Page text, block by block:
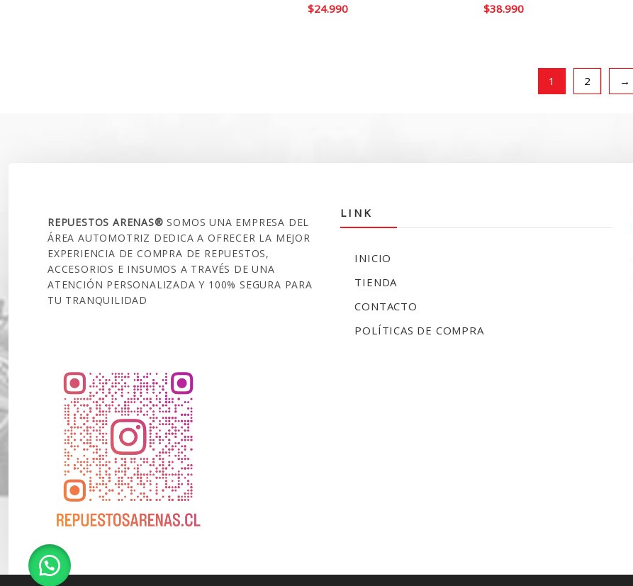
$24.990
$38.990
1 2 →
REPUESTOS ARENAS®SOMOS UNA EMPRESA DEL
ÁREA AUTOMOTRIZ DEDICA A OFRECER LA MEJOR
EXPERIENCIA DE COMPRA DE REPUESTOS,
ACCESORIOS E INSUMOS A TRAVÉS DE UNA
ATENCIÓN PERSONALIZADA Y 100% SEGURA PARA
TU TRANQUILIDAD
LINK
INICIO
TIENDA
CONTACTO
POLÍTICAS DE COMPRA